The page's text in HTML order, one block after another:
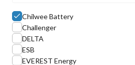
Challenger
Chilwee Battery
DELTA
ESB
EVEREST Energy